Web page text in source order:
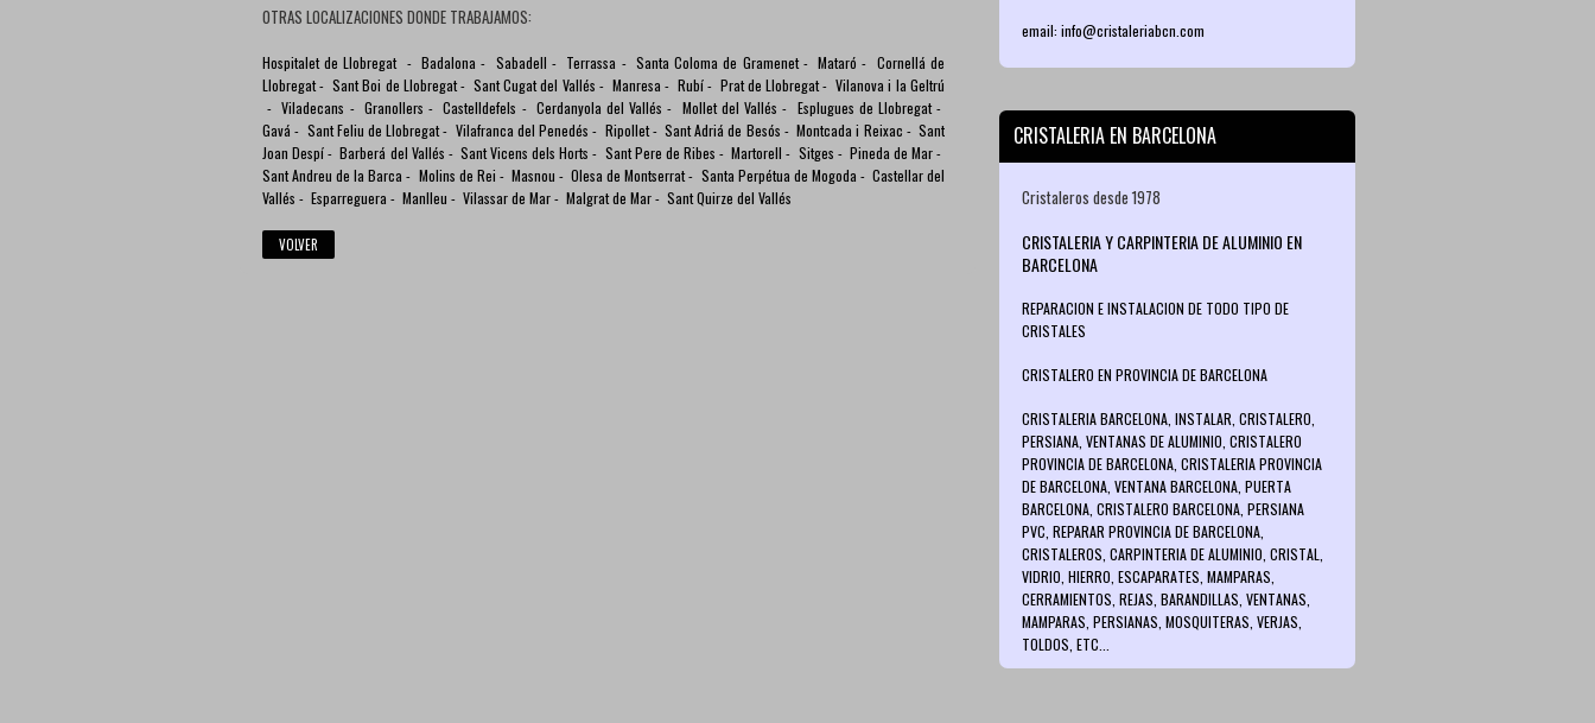
OTRAS LOCALIZACIONES DONDE TRABAJAMOS:
Hospitalet de Llobregat -Badalona - Sabadell - Terrassa -Santa Coloma de Gramenet-Mataró - Cornellá de
Llobregat- Sant Boi de Llobregat- Sant Cugat del Vallés - Manresa - Rubí- Prat de Llobregat-Vilanova i la Geltrú
-Viladecans - Granollers -Castelldefels - Cerdanyola del Vallés - Mollet del Vallés - Esplugues de Llobregat-
Gavá - Sant Feliu de Llobregat- Vilafranca del Penedés - Ripollet-Sant Adriá de Besós -Montcada i Reixac -Sant
Joan Despí-Barberá del Vallés - Sant Vicens dels Horts - Sant Pere de Ribes -Martorell - Sitges - Pineda de Mar-
Sant Andreu de la Barca - Molins de Rei - Masnou -Olesa de Montserrat- Santa Perpétua de Mogoda -Castellar del
Vallés - Esparreguera - Manlleu - Vilassar de Mar- Malgrat de Mar- Sant Quirze del Vallés
VOLVER
email: info@cristaleriabcn.com
CRISTALERIA EN BARCELONA
Cristaleros desde 1978
CRISTALERIA Y CARPINTERIA DE ALUMINIO EN
BARCELONA
REPARACION E INSTALACION DE TODO TIPO DE
CRISTALES
CRISTALERO EN PROVINCIA DE BARCELONA
CRISTALERIA BARCELONA, INSTALAR, CRISTALERO,
PERSIANA, VENTANAS DE ALUMINIO, CRISTALERO
PROVINCIA DE BARCELONA, CRISTALERIA PROVINCIA
DE BARCELONA, VENTANA BARCELONA, PUERTA
BARCELONA, CRISTALERO BARCELONA, PERSIANA
PVC, REPARAR PROVINCIA DE BARCELONA,
CRISTALEROS, CARPINTERIA DE ALUMINIO, CRISTAL,
VIDRIO, HIERRO, ESCAPARATES, MAMPARAS,
CERRAMIENTOS, REJAS, BARANDILLAS, VENTANAS,
MAMPARAS, PERSIANAS, MOSQUITERAS, VERJAS,
TOLDOS, ETC...